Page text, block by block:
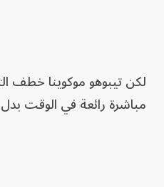
لكن تيبوهو موكوينا خطف
مباشرة رائعة في الوقت